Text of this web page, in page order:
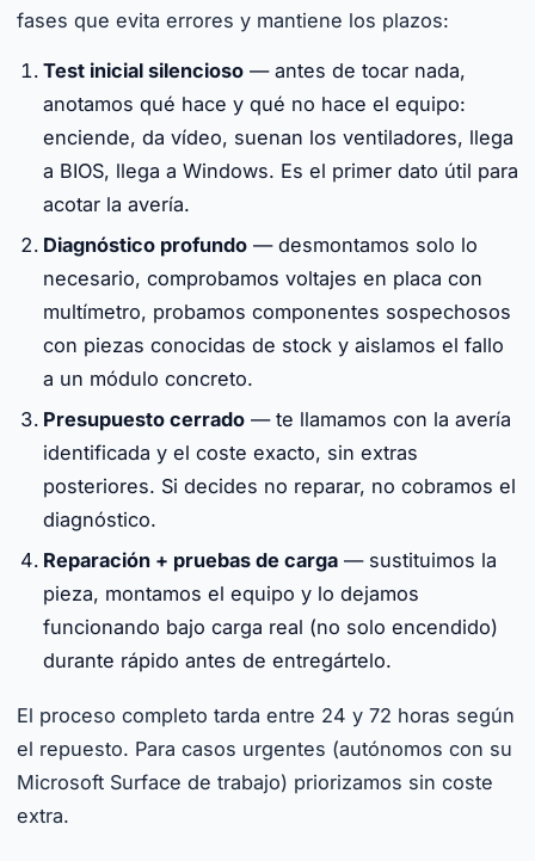
fases que evita errores y mantiene los plazos:
Test inicial silencioso — antes de tocar nada,
anotamos qué hace y qué no hace el equipo:
enciende, da vídeo, suenan los ventiladores, llega
a BIOS, llega a Windows. Es el primer dato útil para
acotar la avería.
Diagnóstico profundo — desmontamos solo lo
necesario, comprobamos voltajes en placa con
multímetro, probamos componentes sospechosos
con piezas conocidas de stock y aislamos el fallo
a un módulo concreto.
Presupuesto cerrado — te llamamos con la avería
identificada y el coste exacto, sin extras
posteriores. Si decides no reparar, no cobramos el
diagnóstico.
Reparación + pruebas de carga — sustituimos la
pieza, montamos el equipo y lo dejamos
funcionando bajo carga real (no solo encendido)
durante rápido antes de entregártelo.
El proceso completo tarda entre 24 y 72 horas según
el repuesto. Para casos urgentes (autónomos con su
Microsoft Surface de trabajo) priorizamos sin coste
extra.